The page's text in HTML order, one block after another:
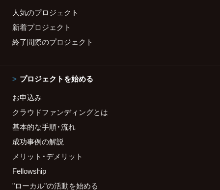
人気のプロジェクト
新着プロジェクト
終了間際のプロジェクト
プロジェクトを始める
お申込み
クラウドファンディングとは
基本的な手順・流れ
成功事例の解説
メリット・デメリット
Fellowship
"ローカル"の活動を始める